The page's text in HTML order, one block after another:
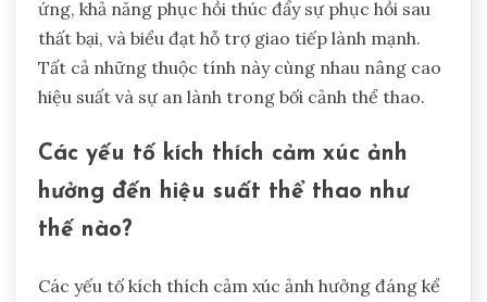
ứng, khả năng phục hồi thúc đẩy sự phục hồi sau
thất bại, và biểu đạt hỗ trợ giao tiếp lành mạnh.
Tất cả những thuộc tính này cùng nhau nâng cao
hiệu suất và sự an lành trong bối cảnh thể thao.
Các yếu tố kích thích cảm xúc ảnh
hưởng đến hiệu suất thể thao như
thế nào?
Các yếu tố kích thích cảm xúc ảnh hưởng đáng kể